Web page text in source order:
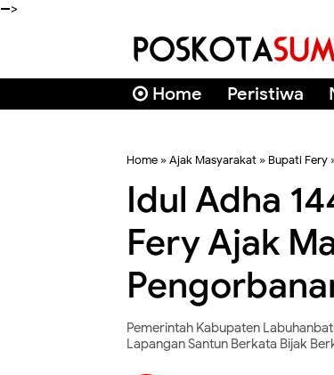
-->
Home Peristiwa
Home »Ajak Masyarakat » Bupati Fery
Idul Adha
Fery Ajak
Pemerintah Kabupaten
Lapangan Santun Berkata Bijak